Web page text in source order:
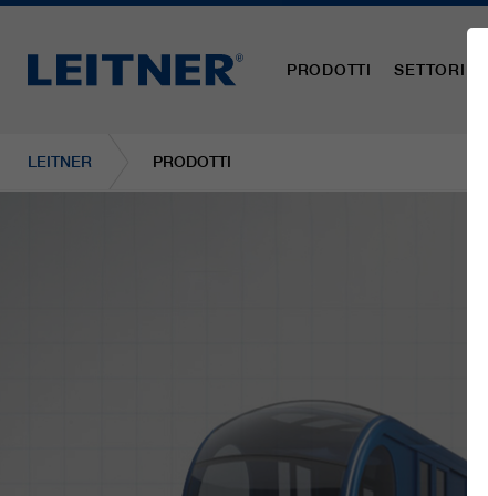
PRODOTTI SETTORI
LEITNER PRODOTTI